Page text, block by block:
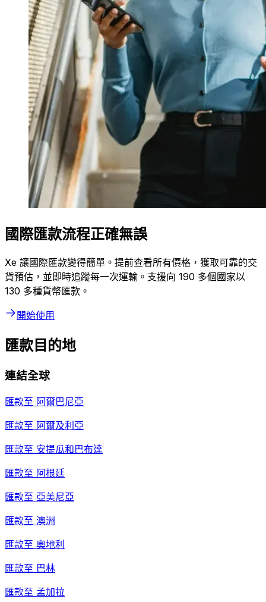
國際匯款流程正確無誤
Xe 讓國際匯款變得簡單。提前查看所有價格，獲取可靠的交
貨預估，並即時追蹤每一次運輸。支援向 190 多個國家以
130 多種貨幣匯款。
開始使用
匯款目的地
連結全球
匯款至 阿爾巴尼亞
匯款至 阿爾及利亞
匯款至 安提瓜和巴布達
匯款至 阿根廷
匯款至 亞美尼亞
匯款至 澳洲
匯款至 奧地利
匯款至 巴林
匯款至 孟加拉